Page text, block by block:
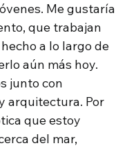
Me gustaría
que trabajan
a lo largo de
aún más hoy.
junto con
arquitectura. Por
que estoy
del mar,